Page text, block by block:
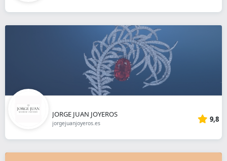
JORGE JUAN JOYEROS
jorgejuanjoyeros.es 9,8